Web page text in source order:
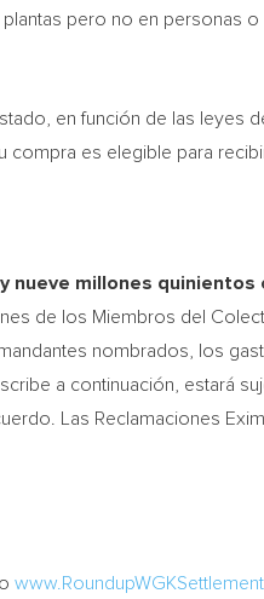
pero no en personas o
en función de las leyes
compra es elegible para
nueve millones quinientos
de los Miembros del
nombrados, los
a continuación, estará
Las Reclamaciones